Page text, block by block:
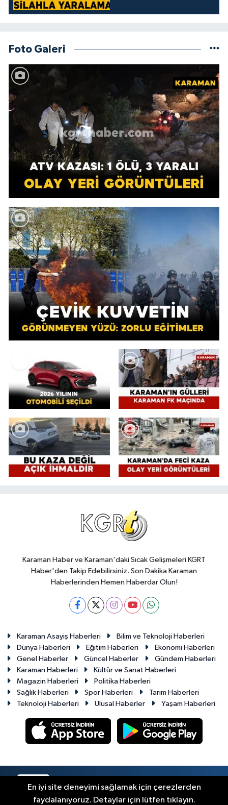
Foto Galeri
Karaman Haber ve Karaman'daki Sıcak Gelişmeleri KGRT
Haber'den Takip Edebilirsiniz. Son Dakika Karaman
Haberlerinden Hemen Haberdar Olun!
Karaman Asayiş Haberleri
Bilim ve Teknoloji Haberleri
Dünya Haberleri
Eğitim Haberleri
Ekonomi Haberleri
Genel Haberler
Güncel Haberler
Gündem Haberleri
Karaman Haberleri
Kültür ve Sanat Haberleri
Magazin Haberleri
Politika Haberleri
Sağlık Haberleri
Spor Haberleri
Tarım Haberleri
Teknoloji Haberleri
Ulusal Haberler Yaşam Haberleri
En iyi site deneyimi sağlamak için çerezlerden
faydalanıyoruz. Detaylar için lütfen tıklayın.